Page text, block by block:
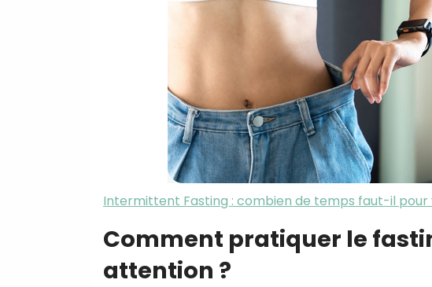
Intermittent Fasting : combien de temps faut-il pour
Comment pratiquer le
attention ?